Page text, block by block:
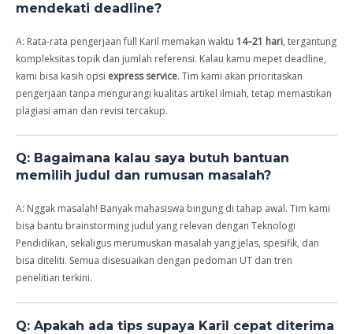
mendekati deadline?
A: Rata-rata pengerjaan full Karil memakan waktu 14–21 hari, tergantung
kompleksitas topik dan jumlah referensi. Kalau kamu mepet deadline,
kami bisa kasih opsi express service. Tim kami akan prioritaskan
pengerjaan tanpa mengurangi kualitas artikel ilmiah, tetap memastikan
plagiasi aman dan revisi tercakup.
Q: Bagaimana kalau saya butuh bantuan
memilih judul dan rumusan masalah?
A: Nggak masalah! Banyak mahasiswa bingung di tahap awal. Tim kami
bisa bantu brainstorming judul yang relevan dengan Teknologi
Pendidikan, sekaligus merumuskan masalah yang jelas, spesifik, dan
bisa diteliti. Semua disesuaikan dengan pedoman UT dan tren
penelitian terkini.
Q: Apakah ada tips supaya Karil cepat diterima